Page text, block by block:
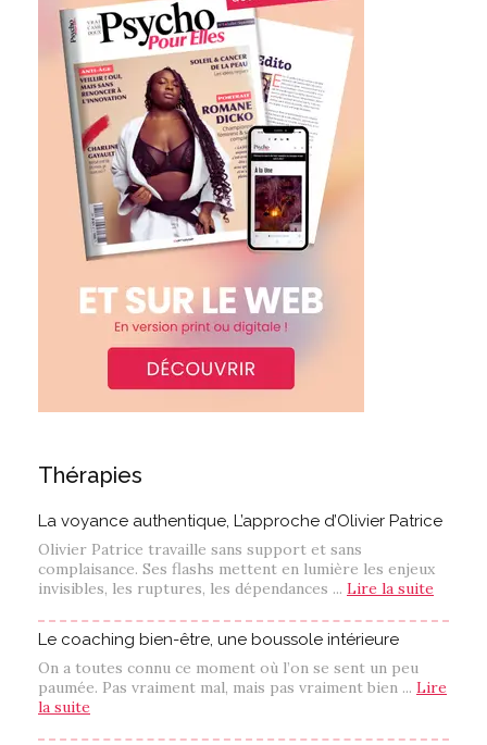
Thérapies
La voyance authentique, L’approche d’Olivier Patrice
Olivier Patrice travaille sans support et sans
complaisance. Ses flashs mettent en lumière les enjeux
invisibles, les ruptures, les dépendances ... Lire la suite
Le coaching bien-être, une boussole intérieure
On a toutes connu ce moment où l’on se sent un peu
paumée. Pas vraiment mal, mais pas vraiment bien ... Lire
la suite